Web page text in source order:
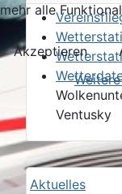
Aktuelles
Ventusky
mehr alle
Akzeptieren